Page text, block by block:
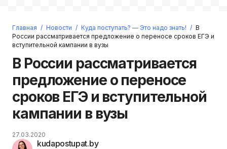
Войти
Прислать пароль
Главная / Новости / Куда поступать? — Это надо знать! / В
России рассматривается предложение о переносе сроков ЕГЭ и
вступительной кампании в вузы
В России рассматривается
предложение о переносе
сроков ЕГЭ и вступительной
кампании в вузы
kudapostupat.by
27.03.2020